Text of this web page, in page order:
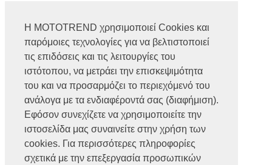
Η MOTOTREND χρησιμοποιεί Cookies και
παρόμοιες τεχνολογίες για να βελτιστοποιεί
τις επιδόσεις και τις λειτουργίες του
ιστότοπου, να μετράει την επισκεψιμότητα
του και να προσαρμόζει το περιεχόμενό του
ανάλογα με τα ενδιαφέροντά σας (διαφήμιση).
Εφόσον συνεχίζετε να χρησιμοποιείτε την
ιστοσελίδα μας συναινείτε στην χρήση των
cookies. Για περισσότερες πληροφορίες
σχετικά με την επεξεργασία προσωπικών
Βρυούλων 56, Ν. Φιλαδέλφεια,
14341, Αθήνα
Αρ. Γ.Ε.ΜΗ 002466101000
Τηλ.:2102585991
Φαξ.:2102585993
Ε-mail:info@mototrend.gr
Μάθετε Περισσότερα
Η Εταιρεία
Brands